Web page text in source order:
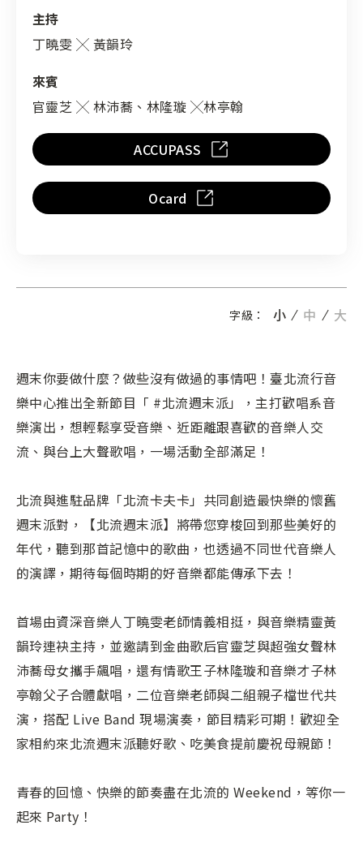
主持
丁曉雯 ╳ 黃韻玲
來賓
官靈芝 ╳ 林沛蕎、林隆璇 ╳林亭翰
ACCUPASS
Ocard
字級： 小 中 大
週末你要做什麼？做些沒有做過的事情吧！臺北流行音
樂中心推出全新節目「 #北流週末派」，主打歡唱系音
樂演出，想輕鬆享受音樂、近距離跟喜歡的音樂人交
流、與台上大聲歌唱，一場活動全部滿足！
北流與進駐品牌「北流卡夫卡」共同創造最快樂的懷舊
週末派對，【北流週末派】將帶您穿梭回到那些美好的
年代，聽到那首記憶中的歌曲，也透過不同世代音樂人
的演譯，期待每個時期的好音樂都能傳承下去！
首場由資深音樂人丁曉雯老師情義相挺，與音樂精靈黃
韻玲連袂主持，並邀請到金曲歌后官靈芝與超強女聲林
沛蕎母女攜手飆唱，還有情歌王子林隆璇和音樂才子林
亭翰父子合體獻唱，二位音樂老師與二組親子檔世代共
演，搭配 Live Band 現場演奏，節目精彩可期！歡迎全
家相約來北流週末派聽好歌、吃美食提前慶祝母親節！
青春的回憶、快樂的節奏盡在北流的 Weekend，等你一
起來 Party！